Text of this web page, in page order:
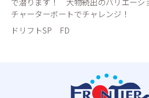
チャーターボートでチャレンジ！
ドリフトSP FD